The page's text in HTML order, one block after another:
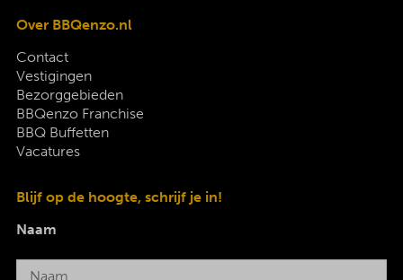
Over BBQenzo.nl
Contact
Vestigingen
Bezorggebieden
BBQenzo Franchise
BBQ Buffetten
Vacatures
Blijf op de hoogte, schrijf je in!
Naam